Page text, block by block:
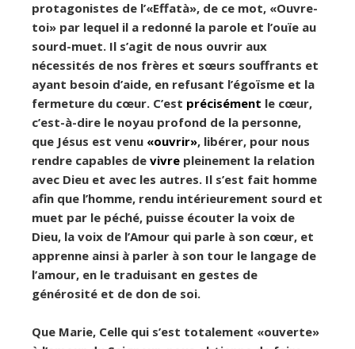
protagonistes de l’«Effatà», de ce mot, «Ouvre-
toi» par lequel il a redonné la parole et l’ouïe au
sourd-muet. Il s’agit de nous ouvrir aux
nécessités de nos frères et sœurs souffrants et
ayant besoin d’aide, en refusant l’égoïsme et la
fermeture du cœur. C’est précisément le cœur,
c’est-à-dire le noyau profond de la personne,
que Jésus est venu «ouvrir», libérer, pour nous
rendre capables de vivre pleinement la relation
avec Dieu et avec les autres. Il s’est fait homme
afin que l’homme, rendu intérieurement sourd et
muet par le péché, puisse écouter la voix de
Dieu, la voix de l’Amour qui parle à son cœur, et
apprenne ainsi à parler à son tour le langage de
l’amour, en le traduisant en gestes de
générosité et de don de soi.
Que Marie, Celle qui s’est totalement «ouverte»